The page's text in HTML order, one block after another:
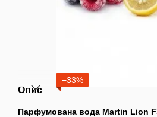
−33%
Опис
Парфумована вода Martin Lion